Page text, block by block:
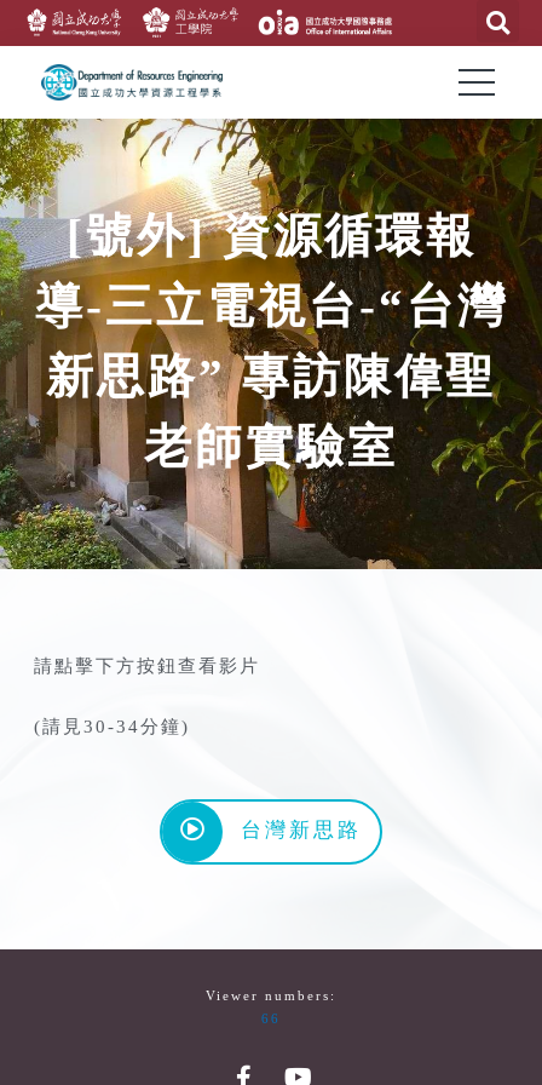
[號外] 資源循環報
導-三立電視台-“台灣
新思路” 專訪陳偉聖
老師實驗室
請點擊下方按鈕查看影片
(請見30-34分鐘)
台灣新思路
Viewer numbers:
66